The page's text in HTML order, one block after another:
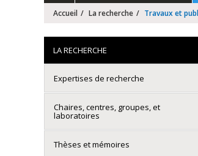
Accueil La recherche Travaux et
LA RECHERCHE
Expertises de recherche
Chaires, centres, groupes, et
laboratoires
Thèses et mémoires